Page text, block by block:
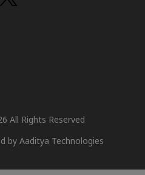
All Rights Reserved
by Aaditya Technologies